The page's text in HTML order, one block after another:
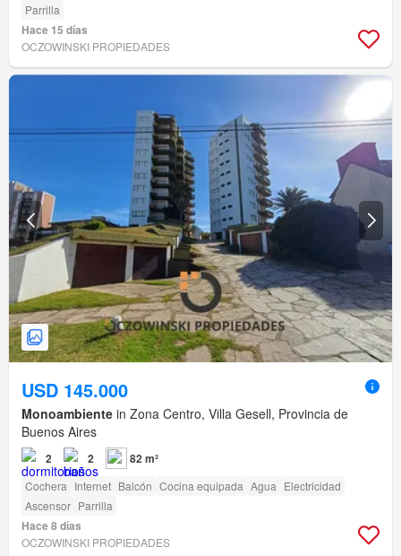
Parrilla
Hace 15 días
OCZOWINSKI PROPIEDADES
USD 145.000
Monoambiente in Zona Centro, Villa Gesell, Provincia de
Buenos Aires
2 2 82 m²
Cochera Internet Balcón Cocina equipada Agua Electricidad
Ascensor Parrilla
Hace 8 días
OCZOWINSKI PROPIEDADES